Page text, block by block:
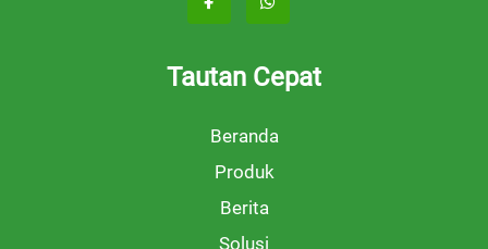
Tautan Cepat
Beranda
Produk
Berita
Solusi